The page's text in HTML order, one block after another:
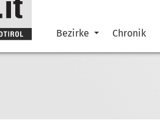
Bezirke Chronik